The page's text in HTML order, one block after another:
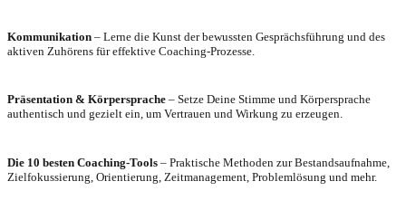
Kommunikation – Lerne die Kunst der bewussten Gesprächsführung und des
aktiven Zuhörens für effektive Coaching-Prozesse.
Präsentation & Körpersprache – Setze Deine Stimme und Körpersprache
authentisch und gezielt ein, um Vertrauen und Wirkung zu erzeugen.
Die 10 besten Coaching-Tools – Praktische Methoden zur Bestandsaufnahme,
Zielfokussierung, Orientierung, Zeitmanagement, Problemlösung und mehr.